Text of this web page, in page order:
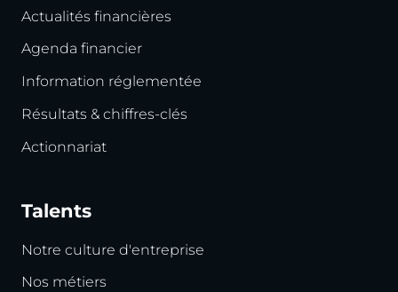
Actualités financières
Agenda financier
Information réglementée
Résultats & chiffres-clés
Actionnariat
Talents
Notre culture d'entreprise
Nos métiers